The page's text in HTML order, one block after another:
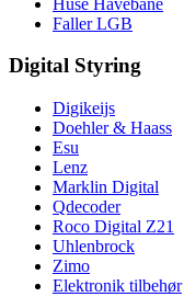
Faller LGB
Digital Styring
Digikeijs
Doehler & Haass
Esu
Lenz
Marklin Digital
Qdecoder
Roco Digital Z21
Uhlenbrock
Zimo
Elektronik tilbehør